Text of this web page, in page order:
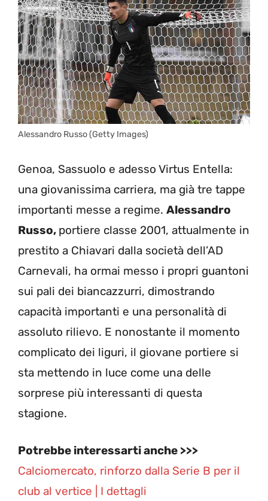
Alessandro Russo (Getty Images)
Genoa, Sassuolo e adesso Virtus Entella:
una giovanissima carriera, ma già tre tappe
importanti messe a regime. Alessandro
Russo, portiere classe 2001, attualmente in
prestito a Chiavari dalla società dell’AD
Carnevali, ha ormai messo i propri guantoni
sui pali dei biancazzurri, dimostrando
capacità importanti e una personalità di
assoluto rilievo. E nonostante il momento
complicato dei liguri, il giovane portiere si
sta mettendo in luce come una delle
sorprese più interessanti di questa
stagione.
Potrebbe interessarti anche >>>
Calciomercato, rinforzo dalla Serie B per il
club al vertice | I dettagli